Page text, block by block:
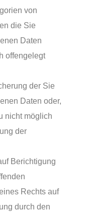
von
die Sie
Daten
offengelegt
der Sie
Daten oder,
nicht möglich
der
Berichtigung
Rechts auf
durch den